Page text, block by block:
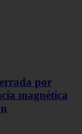
por
magnética